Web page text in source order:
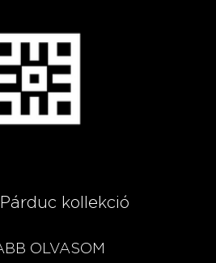
kollekció
OLVASOM